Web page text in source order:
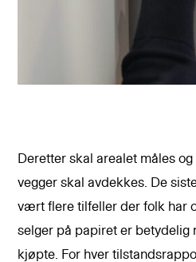
Deretter skal arealet måles
vegger skal avdekkes. De
vært flere tilfeller der folk har
selger på papiret er betydelig
kjøpte. For hver